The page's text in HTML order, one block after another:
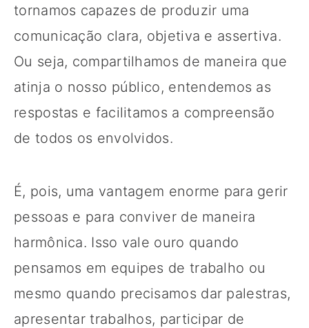
tornamos capazes de produzir uma
comunicação clara, objetiva e assertiva.
Ou seja, compartilhamos de maneira que
atinja o nosso público, entendemos as
respostas e facilitamos a compreensão
de todos os envolvidos.
É, pois, uma vantagem enorme para gerir
pessoas e para conviver de maneira
harmônica. Isso vale ouro quando
pensamos em equipes de trabalho ou
mesmo quando precisamos dar palestras,
apresentar trabalhos, participar de